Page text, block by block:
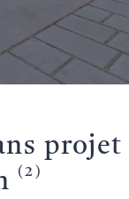
projet
(2)